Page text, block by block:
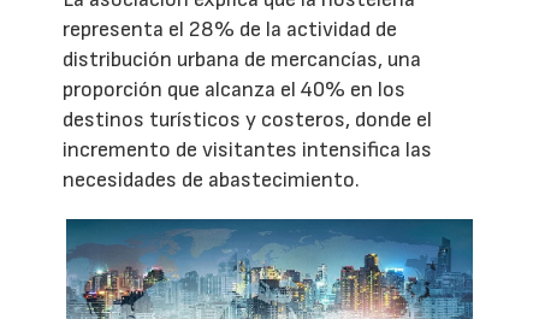
representa el 28% de la actividad de
distribución urbana de mercancías, una
proporción que alcanza el 40% en los
destinos turísticos y costeros, donde el
incremento de visitantes intensifica las
necesidades de abastecimiento.